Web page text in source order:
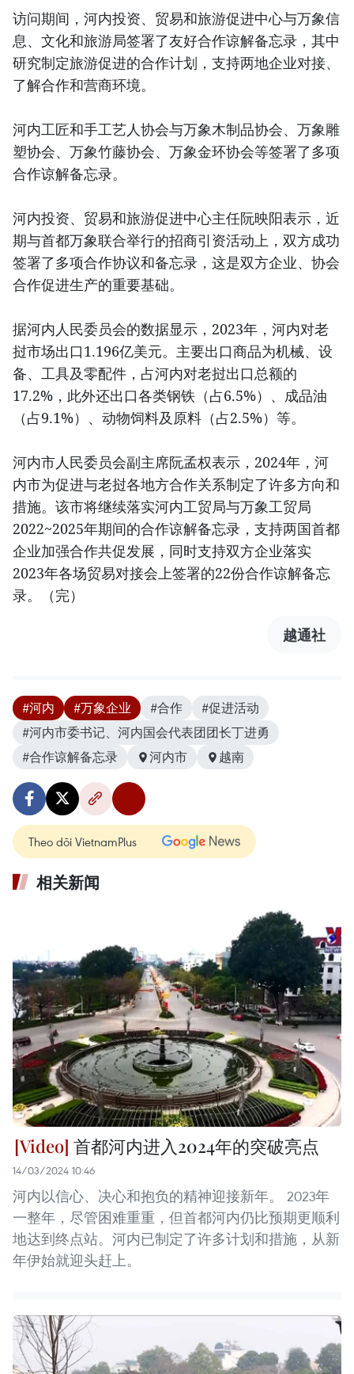
访问期间，河内投资、贸易和旅游促进中心与万象信
息、文化和旅游局签署了友好合作谅解备忘录，其中
研究制定旅游促进的合作计划，支持两地企业对接、
了解合作和营商环境。
河内工匠和手工艺人协会与万象木制品协会、万象雕
塑协会、万象竹藤协会、万象金环协会等签署了多项
合作谅解备忘录。
河内投资、贸易和旅游促进中心主任阮映阳表示，近
期与首都万象联合举行的招商引资活动上，双方成功
签署了多项合作协议和备忘录，这是双方企业、协会
合作促进生产的重要基础。
据河内人民委员会的数据显示，2023年，河内对老
挝市场出口1.196亿美元。主要出口商品为机械、设
备、工具及零配件，占河内对老挝出口总额的
17.2%，此外还出口各类钢铁（占6.5%）、成品油
（占9.1%）、动物饲料及原料（占2.5%）等。
河内市人民委员会副主席阮孟权表示，2024年，河
内市为促进与老挝各地方合作关系制定了许多方向和
措施。该市将继续落实河内工贸局与万象工贸局
2022~2025年期间的合作谅解备忘录，支持两国首都
企业加强合作共促发展，同时支持双方企业落实
2023年各场贸易对接会上签署的22份合作谅解备忘
录。（完）
越通社
#河内 #万象企业 #合作
#促进活动
#河内市委书记、河内国会代表团团长丁进勇
#合作谅解备忘录
河内市 越南
Theo dõi VietnamPlus
相关新闻
首都河内进入2024年的突破亮点
14/03/2024 10:46
河内以信心、决心和抱负的精神迎接新年。 2023年
一整年，尽管困难重重，但首都河内仍比预期更顺利
地达到终点站。河内已制定了许多计划和措施，从新
年伊始就迎头赶上。